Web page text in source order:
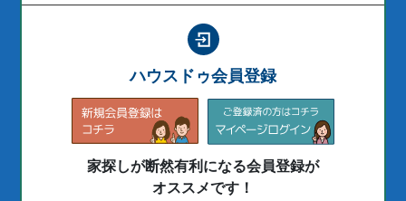
ハウスドゥ会員登録
家探しが断然有利になる会員登録が
オススメです！